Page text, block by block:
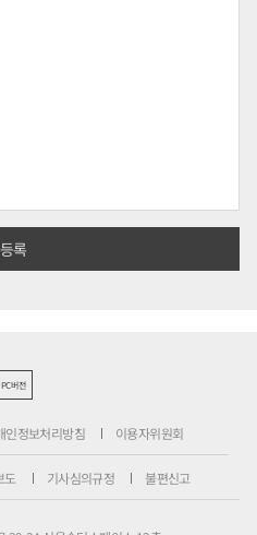
PC버전
인정보처리방침 이용자위원회
도 기사심의규정 불편신고